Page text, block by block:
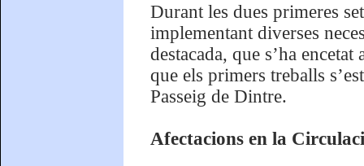
Durant les dues primeres
implementant diverses
destacada, que s’ha
que els primers treballs
Passeig de Dintre.
Afectacions en la